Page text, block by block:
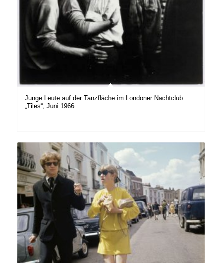
Junge Leute auf der Tanzfläche im Londoner Nachtclub
„Tiles“, Juni 1966